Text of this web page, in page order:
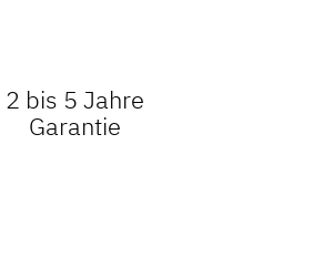
2 bis 5 Jahre
Garantie